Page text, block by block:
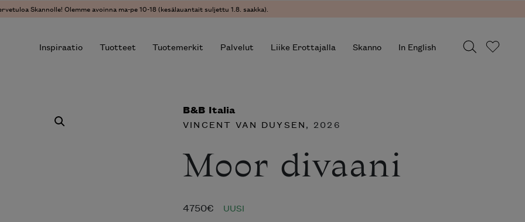
Skannolle! Olemme avoinna ma-pe 10-18 (kesälauantait suljettu 1.8. saakka).
Inspiraatio Tuotteet Tuotemerkit Palvelut Liike Erottajalla Skanno In English
B&B Italia
VINCENT VAN DUYSEN, 2026
Moor divaani
4750€
UUSI